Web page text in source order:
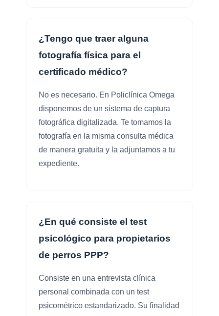
¿Tengo que traer alguna
fotografía física para el
certificado médico?
No es necesario. En Policlínica Omega
disponemos de un sistema de captura
fotográfica digitalizada. Te tomamos la
fotografía en la misma consulta médica
de manera gratuita y la adjuntamos a tu
expediente.
¿En qué consiste el test
psicológico para propietarios
de perros PPP?
Consiste en una entrevista clínica
personal combinada con un test
psicométrico estandarizado. Su finalidad